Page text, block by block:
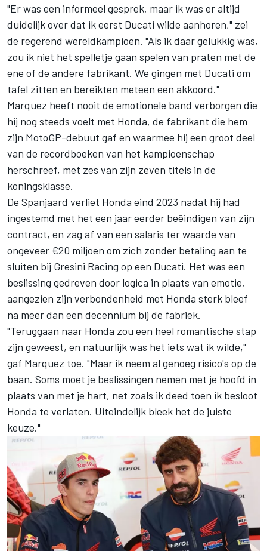
"Er was een informeel gesprek, maar ik was er altijd
duidelijk over dat ik eerst Ducati wilde aanhoren," zei
de regerend wereldkampioen. "Als ik daar gelukkig was,
zou ik niet het spelletje gaan spelen van praten met de
ene of de andere fabrikant. We gingen met Ducati om
tafel zitten en bereikten meteen een akkoord."
Marquez heeft nooit de emotionele band verborgen die
hij nog steeds voelt met Honda, de fabrikant die hem
zijn MotoGP-debuut gaf en waarmee hij een groot deel
van de recordboeken van het kampioenschap
herschreef, met zes van zijn zeven titels in de
koningsklasse.
De Spanjaard verliet Honda eind 2023 nadat hij had
ingestemd met het een jaar eerder beëindigen van zijn
contract, en zag af van een salaris ter waarde van
ongeveer €20 miljoen om zich zonder betaling aan te
sluiten bij Gresini Racing op een Ducati. Het was een
beslissing gedreven door logica in plaats van emotie,
aangezien zijn verbondenheid met Honda sterk bleef
na meer dan een decennium bij de fabriek.
"Teruggaan naar Honda zou een heel romantische stap
zijn geweest, en natuurlijk was het iets wat ik wilde,"
gaf Marquez toe. "Maar ik neem al genoeg risico's op de
baan. Soms moet je beslissingen nemen met je hoofd in
plaats van met je hart, net zoals ik deed toen ik besloot
Honda te verlaten. Uiteindelijk bleek het de juiste
keuze."